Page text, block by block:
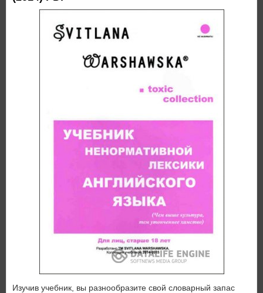
Изучив учебник, вы разнообразите свой словарный запас